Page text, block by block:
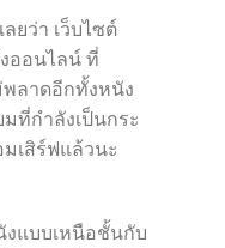
ยว่า เว็บไซต์
ออนไลน์ ที่
ลาดอีกทั้งหนัง
ที่กำลังเป็นกระ
มเสิร์ฟแล้วนะ
งแบบเหนือชั้นกับ